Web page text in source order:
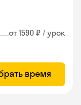
от 1590 ₽ / урок
время